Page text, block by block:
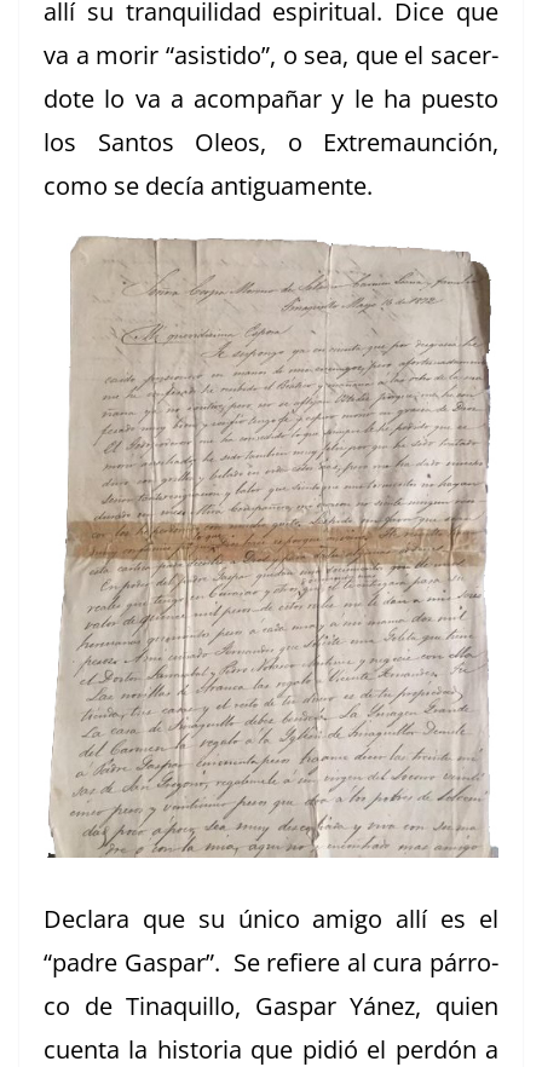
allí su tran­quil­i­dad espir­i­tu­al. Dice que
va a morir “asis­ti­do”, o sea, que el sac­er­
dote lo va a acom­pañar y le ha puesto
los San­tos Oleos, o Extremaun­ción,
como se decía antiguamente.
Declara que su úni­co ami­go allí es el
“padre Gas­par”. Se refiere al cura pár­ro­
co de Tinaquil­lo, Gas­par Yánez, quien
cuen­ta la his­to­ria que pidió el perdón a